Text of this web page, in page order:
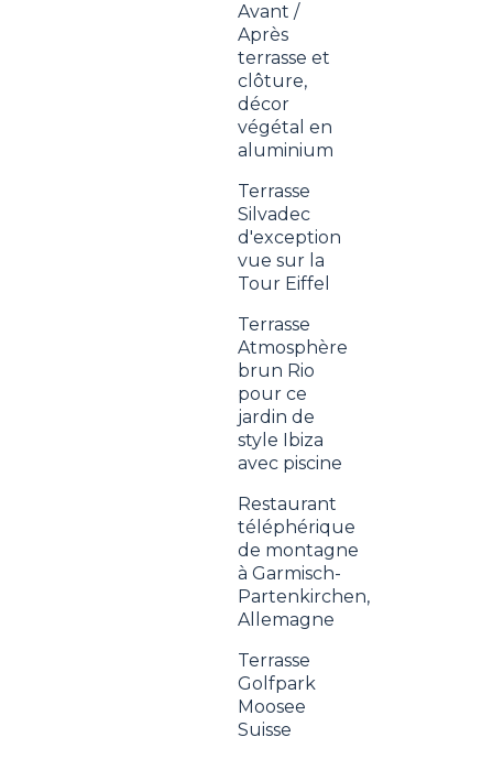
Avant /
Après
terrasse et
clôture,
décor
végétal en
aluminium
Terrasse
Silvadec
d'exception
vue sur la
Tour Eiffel
Terrasse
Atmosphère
brun Rio
pour ce
jardin de
style Ibiza
avec piscine
Restaurant
téléphérique
de montagne
à Garmisch-
Partenkirchen,
Allemagne
Terrasse
Golfpark
Moosee
Suisse